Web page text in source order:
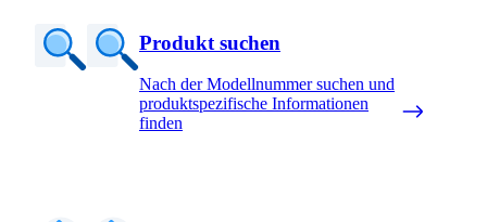
Produkt suchen
Nach der Modellnummer suchen und
produktspezifische Informationen
finden